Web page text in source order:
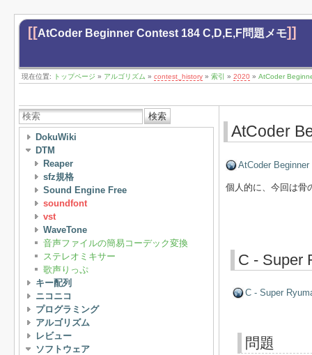
[[AtCoder Beginner Contest 184 C,D,E,F問題メモ]]
現在位置: トップページ » アルゴリズム » contest_history » 索引 » 2020 » AtCoder
検索
DokuWiki
DTM
Reaper
sfz規格
Sound Engine Free
soundfont
vst
WaveTone
音声ファイルの簡易コーデック変換
ステレオミキサー
歌声りっぷ
キー配列
ニコニコ
プログラミング
アルゴリズム
レビュー
ソフトウェア
AtCoder
AtCoder
個人的に、今回は骨
C - Super
C - Super
問題